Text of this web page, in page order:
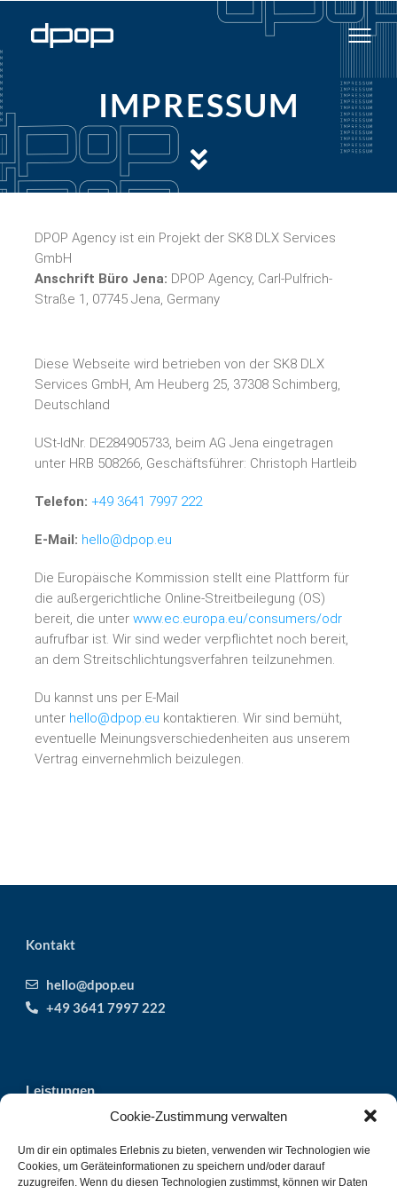
Cookie-Zustimmung verwalten
Um dir ein optimales Erlebnis zu bieten, verwenden wir Technologien wie
Cookies, um Geräteinformationen zu speichern und/oder darauf
zuzugreifen. Wenn du diesen Technologien zustimmst, können wir Daten
IMPRESSUM
DPOP Agency ist ein Projekt der SK8 DLX Services
GmbH
Anschrift Büro Jena: DPOP Agency, Carl-Pulfrich-
Straße 1, 07745 Jena, Germany
Diese Webseite wird betrieben von der SK8 DLX
Services GmbH, Am Heuberg 25, 37308 Schimberg,
Deutschland
USt-IdNr. DE284905733, beim AG Jena eingetragen
unter HRB 508266, Geschäftsführer: Christoph Hartleib
Telefon: +49 3641 7997 222
E-Mail: hello@dpop.eu
Die Europäische Kommission stellt eine Plattform für
die außergerichtliche Online-Streitbeilegung (OS)
bereit, die unterwww.ec.europa.eu/consumers/odr
aufrufbar ist. Wir sind weder verpflichtet noch bereit,
an dem Streitschlichtungsverfahren teilzunehmen.
Du kannst uns per E-Mail
unter hello@dpop.eu kontaktieren. Wir sind bemüht,
eventuelle Meinungsverschiedenheiten aus unserem
Vertrag einvernehmlich beizulegen.
Kontakt
hello@dpop.eu
+49 3641 7997 222
Leistungen
Produktfotografie in Jena
Unser Team